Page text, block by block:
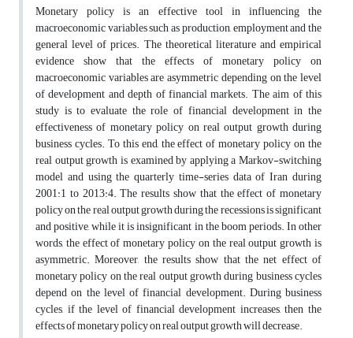
Monetary policy is an effective tool in influencing the
macroeconomic variables such as production, employment and the
general level of prices. The theoretical literature and empirical
evidence show that the effects of monetary policy on
macroeconomic variables are asymmetric depending on the level
of development and depth of financial markets. The aim of this
study is to evaluate the role of financial development in the
effectiveness of monetary policy on real output growth during
business cycles. To this end, the effect of monetary policy on the
real output growth is examined by applying a Markov-switching
model and using the quarterly time-series data of Iran during
2001:1 to 2013:4. The results show that the effect of monetary
policy on the real output growth during the recessions is significant
and positive, while it is insignificant in the boom periods. In other
words, the effect of monetary policy on the real output growth is
asymmetric. Moreover, the results show that the net effect of
monetary policy on the real output growth during business cycles
depend on the level of financial development. During business
cycles, if the level of financial development increases, then the
effects of monetary policy on real output growth will decrease.